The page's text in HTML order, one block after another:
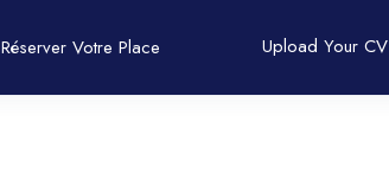
Réserver Votre Place Upload Your CV